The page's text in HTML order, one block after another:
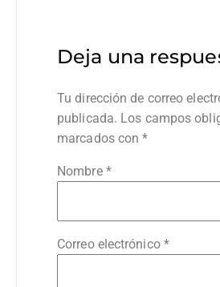
Deja una
Tu dirección de correo
publicada. Los campos
marcados con*
Nombre *
Correo electrónico *